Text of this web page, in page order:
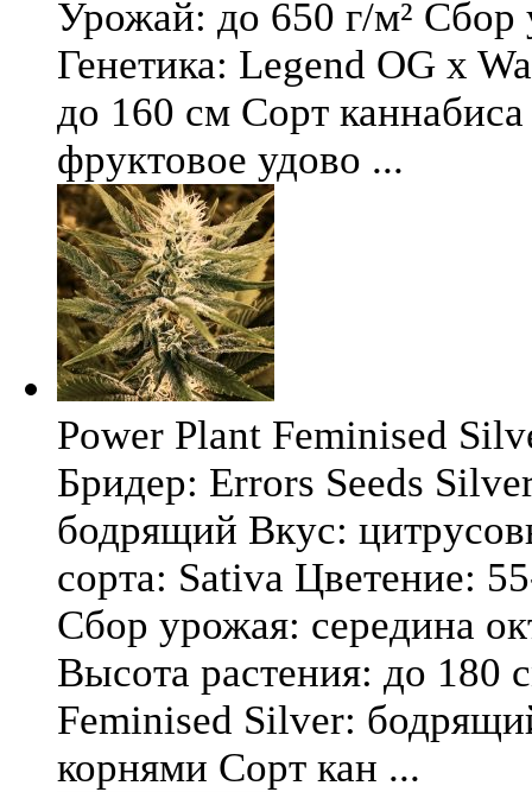
Урожай: до 650 г/м² Сбор
Генетика: Legend OG x
до 160 см Сорт
фруктовое удово ...
Power Plant Feminised
Бридер: Errors Seeds
бодрящий Вкус:
сорта: Sativa Цветение:
Сбор урожая: середина
Высота растения: до 180
Feminised Silver:
корнями Сорт кан ...